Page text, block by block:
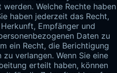
Welche Rechte haben
haben jederzeit das Recht,
Empfänger und
Daten zu
ein Recht, die Berichtigung
verlangen. Wenn Sie eine
erteilt haben, können